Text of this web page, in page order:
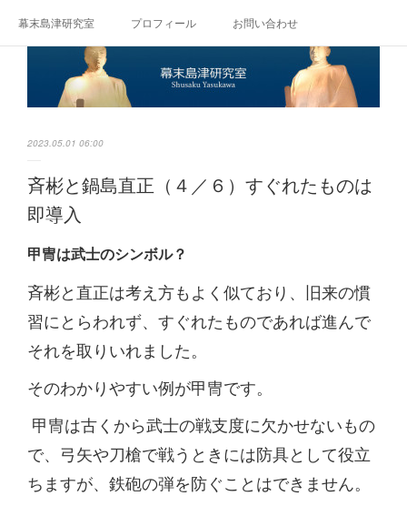
幕末島津研究室 プロフィール お問い合わせ
2023.05.01 06:00
斉彬と鍋島直正（４／６）すぐれたものは
即導入
甲冑は武士のシンボル？
斉彬と直正は考え方もよく似ており、旧来の慣
習にとらわれず、すぐれたものであれば進んで
それを取りいれました。
そのわかりやすい例が甲冑です。
甲冑は古くから武士の戦支度に欠かせないもの
で、弓矢や刀槍で戦うときには防具として役立
ちますが、鉄砲の弾を防ぐことはできません。